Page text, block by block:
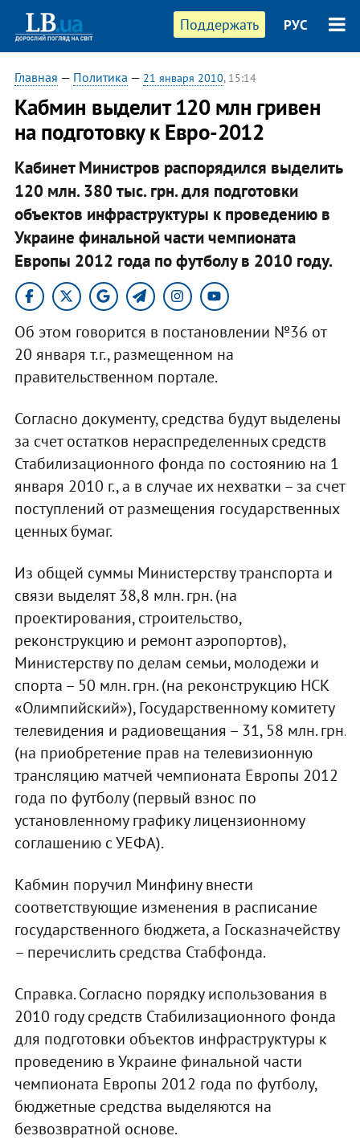
Поддержать РУС
Главная — Политика — 21 января 2010, 15:14
Кабмин выделит 120 млн гривен
на подготовку к Евро-2012
Кабинет Министров распорядился выделить
120 млн. 380 тыс. грн. для подготовки
объектов инфраструктуры к проведению в
Украине финальной части чемпионата
Европы 2012 года по футболу в 2010 году.
Об этом говорится в постановлении №36 от
20 января т.г., размещенном на
правительственном портале.
Согласно документу, средства будут выделены
за счет остатков нераспределенных средств
Стабилизационного фонда по состоянию на 1
января 2010 г., а в случае их нехватки – за счет
поступлений от размещения государственных
ценных бумаг.
Из общей суммы Министерству транспорта и
связи выделят 38,8 млн. грн. (на
проектирования, строительство,
реконструкцию и ремонт аэропортов),
Министерству по делам семьи, молодежи и
спорта – 50 млн. грн. (на реконструкцию НСК
«Олимпийский»), Государственному комитету
телевидения и радиовещания – 31, 58 млн. грн.
(на приобретение прав на телевизионную
трансляцию матчей чемпионата Европы 2012
года по футболу (первый взнос по
установленному графику лицензионному
соглашению с УЕФА).
Кабмин поручил Минфину внести
соответствующие изменения в расписание
государственного бюджета, а Госказначейству
– перечислить средства Стабфонда.
Справка. Согласно порядку использования в
2010 году средств Стабилизационного фонда
для подготовки объектов инфраструктуры к
проведению в Украине финальной части
чемпионата Европы 2012 года по футболу,
бюджетные средства выделяются на
безвозвратной основе.